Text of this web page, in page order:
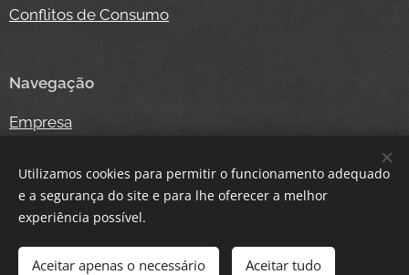
Conflitos de Consumo
Navegação
Empresa
Notícias
Contacto
Loja Online
Login
Utilizamos cookies para permitir o funcionamento adequado
e a segurança do site e para lhe oferecer a melhor
experiência possível.
Aceitar apenas o necessário Aceitar tudo